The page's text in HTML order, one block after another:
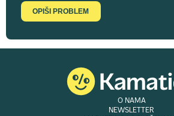
OPIŠI PROBLEM
O NAMA
NEWSLETTER